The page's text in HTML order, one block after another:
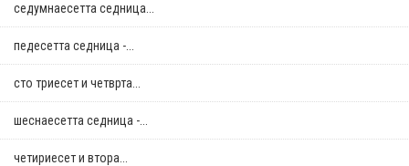
седумнаесетта седница...
педесетта седница -...
сто триесет и четврта...
шеснаесетта седница -...
четириесет и втора...